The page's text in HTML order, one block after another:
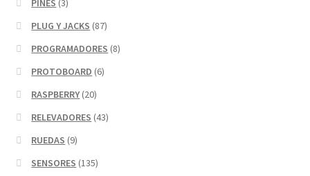
PINES (3)
PLUG Y JACKS (87)
PROGRAMADORES (8)
PROTOBOARD (6)
RASPBERRY (20)
RELEVADORES (43)
RUEDAS (9)
SENSORES (135)